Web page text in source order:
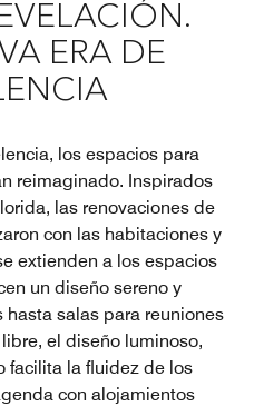
ERA DE
los espacios para
reimaginado. Inspirados
las renovaciones de
con las habitaciones y
extienden a los espacios
un diseño sereno y
salas para reuniones
el diseño luminoso,
facilita la fluidez de los
con alojamientos